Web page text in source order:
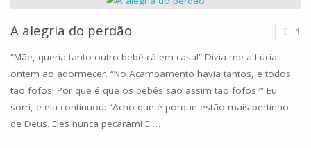
A alegria do perdão 1
“Mãe, queria tanto outro bebé cá em casa!” Dizia-me a Lúcia
ontem ao adormecer. “No Acampamento havia tantos, e todos
tão fofos! Por que é que os bebés são assim tão fofos?” Eu
sorri, e ela continuou: “Acho que é porque estão mais pertinho
de Deus. Eles nunca pecaram! E …